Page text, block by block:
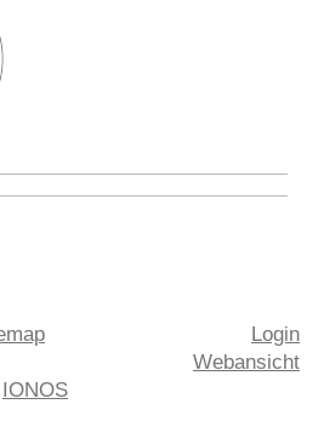
IONOS
Login
Webansicht